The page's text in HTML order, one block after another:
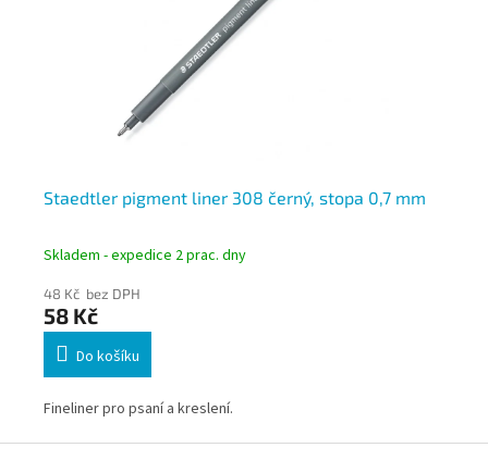
Staedtler pigment liner 308 černý, stopa 0,7 mm
Skladem - expedice 2 prac. dny
48 Kč bez DPH
58 Kč
Do košíku
Fineliner pro psaní a kreslení.